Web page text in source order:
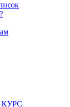
КУРС